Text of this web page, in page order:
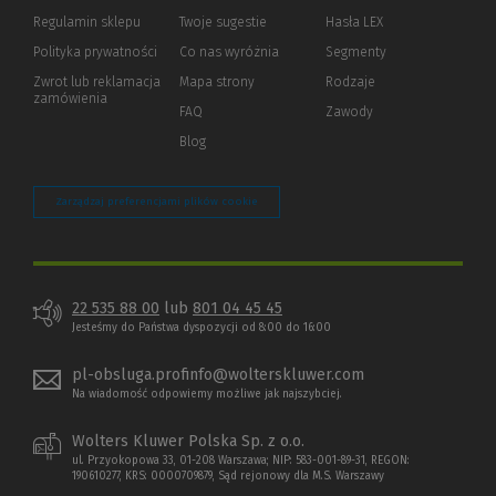
Regulamin sklepu
Polityka prywatności (Nowe
(Link
innej
Zwrot lub reklamacja
zamówienia
innej
strony)
Twoje sugestie
Co nas wyróżnia
Mapa strony
FAQ
Blog
Hasła LEX
Segmenty
Rodzaje
Zawody
Zarządzaj preferencjami plików cookie
22 535 88 00 lub 801 04 45 45
Jesteśmy do Państwa dyspozycji od 8:00 do 16:00
pl-obsluga.profinfo@wolterskluwer.com
Na wiadomość odpowiemy możliwe jak najszybciej.
Wolters Kluwer Polska Sp. z o.o.
ul. Przyokopowa 33, 01-208 Warszawa; NIP: 583-001-89-31, REGON:
190610277, KRS: 0000709879, Sąd rejonowy dla M.S. Warszawy